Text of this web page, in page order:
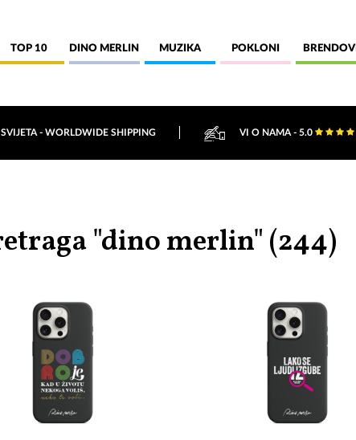
TOP 10 DINO MERLIN MUZIKA POKLONI BRENDOVI
- WORLDWIDE SHIPPING VI O NAMA - 5.0
"dino merlin" (244)